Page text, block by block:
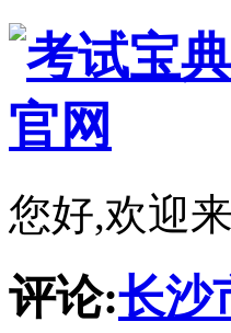
您好,欢迎
评论:长沙